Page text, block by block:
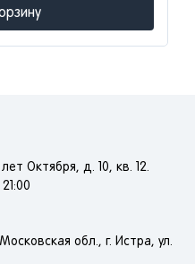
Октября, д. 10, кв. 12.
обл., г. Истра, ул.